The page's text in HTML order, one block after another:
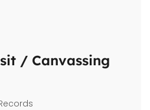
/ Canvassing